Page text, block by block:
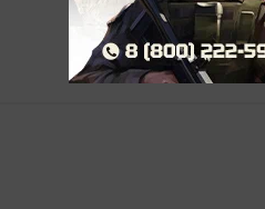
Авторизоваться